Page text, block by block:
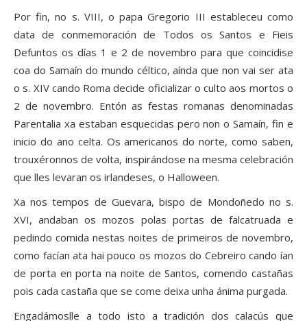
Por fin, no s. VIII, o papa Gregorio III estableceu como
data de conmemoración de Todos os Santos e Fieis
Defuntos os días 1 e 2 de novembro para que coincidise
coa do Samaín do mundo céltico, aínda que non vai ser ata
o s. XIV cando Roma decide oficializar o culto aos mortos o
2 de novembro. Entón as festas romanas denominadas
Parentalia xa estaban esquecidas pero non o Samaín, fin e
inicio do ano celta. Os americanos do norte, como saben,
trouxéronnos de volta, inspirándose na mesma celebración
que lles levaran os irlandeses, o Halloween.
Xa nos tempos de Guevara, bispo de Mondoñedo no s.
XVI, andaban os mozos polas portas de falcatruada e
pedindo comida nestas noites de primeiros de novembro,
como facían ata hai pouco os mozos do Cebreiro cando ían
de porta en porta na noite de Santos, comendo castañas
pois cada castaña que se come deixa unha ánima purgada.
Engadámoslle a todo isto a tradición dos calacús que